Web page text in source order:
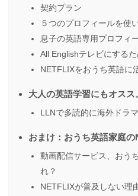
契約プラン
５つのプロフィールを使
息子の英語専用プロフィ
All Englishテレビにする
NETFLIXをおうち英語に
大人の英語学習にもオスス
LLNで多読的に海外ドラ
おまけ：おうち英語家庭
動画配信サービス、おう
れ？
NETFLIXが普及しない理